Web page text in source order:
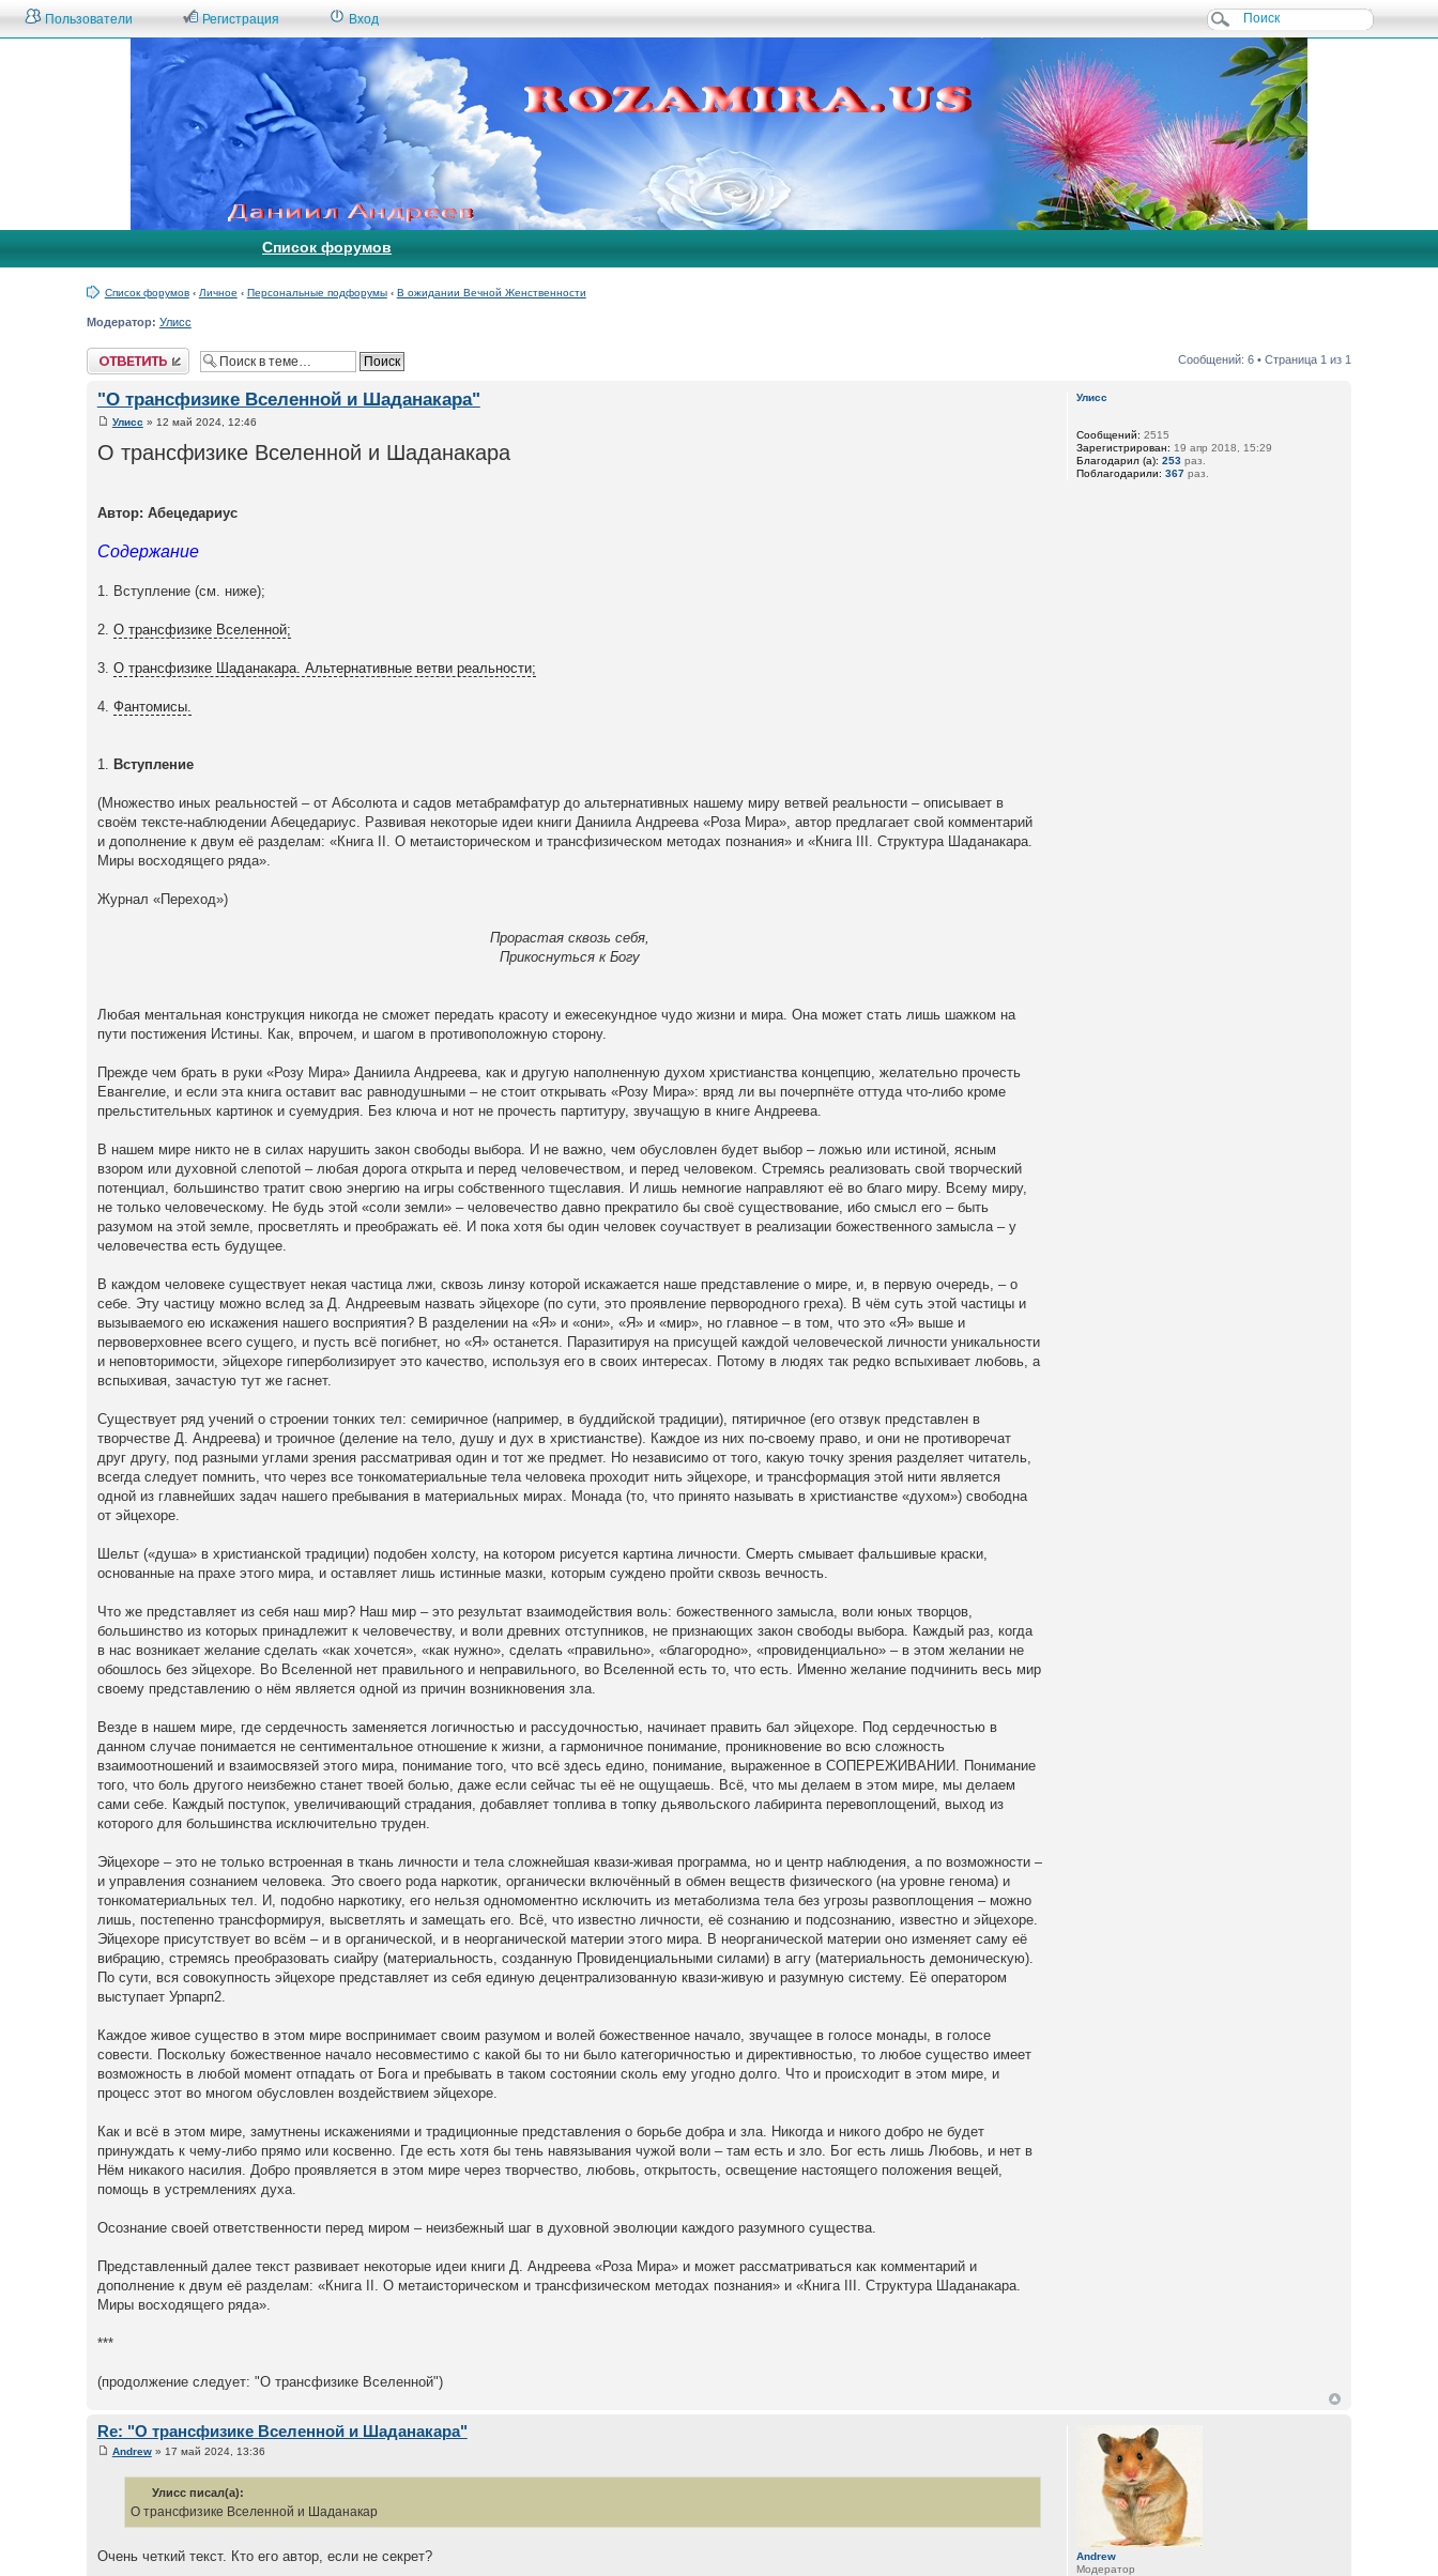
Пользователи Регистрация Вход
Список форумов
Список форумов ‹ Личное ‹ Персональные подфорумы ‹ В ожидании Вечной Женственности
Модератор: Улисс
Ответить Сообщений: 6 • Страница 1 из 1
"О трансфизике Вселенной и Шаданакара"
Улисс » 12 май 2024, 12:46
О трансфизике Вселенной и Шаданакара
Автор: Абецедариус
Содержание
1. Вступление (см. ниже);
2. О трансфизике Вселенной;
3. О трансфизике Шаданакара. Альтернативные ветви реальности;
4. Фантомисы.
1. Вступление
(Множество иных реальностей – от Абсолюта и садов метабрамфатур до альтернативных нашему миру ветвей реальности – описывает в
своём тексте-наблюдении Абецедариус. Развивая некоторые идеи книги Даниила Андреева «Роза Мира», автор предлагает свой комментарий
и дополнение к двум её разделам: «Книга II. О метаисторическом и трансфизическом методах познания» и «Книга III. Структура Шаданакара.
Миры восходящего ряда».
Журнал «Переход»)
Прорастая сквозь себя,
Прикоснуться к Богу
Любая ментальная конструкция никогда не сможет передать красоту и ежесекундное чудо жизни и мира. Она может стать лишь шажком на
пути постижения Истины. Как, впрочем, и шагом в противоположную сторону.
Прежде чем брать в руки «Розу Мира» Даниила Андреева, как и другую наполненную духом христианства концепцию, желательно прочесть
Евангелие, и если эта книга оставит вас равнодушными – не стоит открывать «Розу Мира»: вряд ли вы почерпнёте оттуда что-либо кроме
прельстительных картинок и суемудрия. Без ключа и нот не прочесть партитуру, звучащую в книге Андреева.
В нашем мире никто не в силах нарушить закон свободы выбора. И не важно, чем обусловлен будет выбор – ложью или истиной, ясным
взором или духовной слепотой – любая дорога открыта и перед человечеством, и перед человеком. Стремясь реализовать свой творческий
потенциал, большинство тратит свою энергию на игры собственного тщеславия. И лишь немногие направляют её во благо миру. Всему миру,
не только человеческому. Не будь этой «соли земли» – человечество давно прекратило бы своё существование, ибо смысл его – быть
разумом на этой земле, просветлять и преображать её. И пока хотя бы один человек соучаствует в реализации божественного замысла – у
человечества есть будущее.
В каждом человеке существует некая частица лжи, сквозь линзу которой искажается наше представление о мире, и, в первую очередь, – о
себе. Эту частицу можно вслед за Д. Андреевым назвать эйцехоре (по сути, это проявление первородного греха). В чём суть этой частицы и
вызываемого ею искажения нашего восприятия? В разделении на «Я» и «они», «Я» и «мир», но главное – в том, что это «Я» выше и
первоверховнее всего сущего, и пусть всё погибнет, но «Я» останется. Паразитируя на присущей каждой человеческой личности уникальности
и неповторимости, эйцехоре гиперболизирует это качество, используя его в своих интересах. Потому в людях так редко вспыхивает любовь, а
вспыхивая, зачастую тут же гаснет.
Существует ряд учений о строении тонких тел: семиричное (например, в буддийской традиции), пятиричное (его отзвук представлен в
творчестве Д. Андреева) и троичное (деление на тело, душу и дух в христианстве). Каждое из них по-своему право, и они не противоречат
друг другу, под разными углами зрения рассматривая один и тот же предмет. Но независимо от того, какую точку зрения разделяет читатель,
всегда следует помнить, что через все тонкоматериальные тела человека проходит нить эйцехоре, и трансформация этой нити является
одной из главнейших задач нашего пребывания в материальных мирах. Монада (то, что принято называть в христианстве «духом») свободна
от эйцехоре.
Шельт («душа» в христианской традиции) подобен холсту, на котором рисуется картина личности. Смерть смывает фальшивые краски,
основанные на прахе этого мира, и оставляет лишь истинные мазки, которым суждено пройти сквозь вечность.
Что же представляет из себя наш мир? Наш мир – это результат взаимодействия воль: божественного замысла, воли юных творцов,
большинство из которых принадлежит к человечеству, и воли древних отступников, не признающих закон свободы выбора. Каждый раз, когда
в нас возникает желание сделать «как хочется», «как нужно», сделать «правильно», «благородно», «провиденциально» – в этом желании не
обошлось без эйцехоре. Во Вселенной нет правильного и неправильного, во Вселенной есть то, что есть. Именно желание подчинить весь мир
своему представлению о нём является одной из причин возникновения зла.
Везде в нашем мире, где сердечность заменяется логичностью и рассудочностью, начинает править бал эйцехоре. Под сердечностью в
данном случае понимается не сентиментальное отношение к жизни, а гармоничное понимание, проникновение во всю сложность
взаимоотношений и взаимосвязей этого мира, понимание того, что всё здесь едино, понимание, выраженное в СОПЕРЕЖИВАНИИ. Понимание
того, что боль другого неизбежно станет твоей болью, даже если сейчас ты её не ощущаешь. Всё, что мы делаем в этом мире, мы делаем
сами себе. Каждый поступок, увеличивающий страдания, добавляет топлива в топку дьявольского лабиринта перевоплощений, выход из
которого для большинства исключительно труден.
Эйцехоре – это не только встроенная в ткань личности и тела сложнейшая квази-живая программа, но и центр наблюдения, а по возможности –
и управления сознанием человека. Это своего рода наркотик, органически включённый в обмен веществ физического (на уровне генома) и
тонкоматериальных тел. И, подобно наркотику, его нельзя одномоментно исключить из метаболизма тела без угрозы развоплощения – можно
лишь, постепенно трансформируя, высветлять и замещать его. Всё, что известно личности, её сознанию и подсознанию, известно и эйцехоре.
Эйцехоре присутствует во всём – и в органической, и в неорганической материи этого мира. В неорганической материи оно изменяет саму её
вибрацию, стремясь преобразовать сиайру (материальность, созданную Провиденциальными силами) в аггу (материальность демоническую).
По сути, вся совокупность эйцехоре представляет из себя единую децентрализованную квази-живую и разумную систему. Её оператором
выступает Урпарп2.
Каждое живое существо в этом мире воспринимает своим разумом и волей божественное начало, звучащее в голосе монады, в голосе
совести. Поскольку божественное начало несовместимо с какой бы то ни было категоричностью и директивностью, то любое существо имеет
возможность в любой момент отпадать от Бога и пребывать в таком состоянии сколь ему угодно долго. Что и происходит в этом мире, и
процесс этот во многом обусловлен воздействием эйцехоре.
Как и всё в этом мире, замутнены искажениями и традиционные представления о борьбе добра и зла. Никогда и никого добро не будет
принуждать к чему-либо прямо или косвенно. Где есть хотя бы тень навязывания чужой воли – там есть и зло. Бог есть лишь Любовь, и нет в
Нём никакого насилия. Добро проявляется в этом мире через творчество, любовь, открытость, освещение настоящего положения вещей,
помощь в устремлениях духа.
Осознание своей ответственности перед миром – неизбежный шаг в духовной эволюции каждого разумного существа.
Представленный далее текст развивает некоторые идеи книги Д. Андреева «Роза Мира» и может рассматриваться как комментарий и
дополнение к двум её разделам: «Книга II. О метаисторическом и трансфизическом методах познания» и «Книга III. Структура Шаданакара.
Миры восходящего ряда».
***
(продолжение следует: "О трансфизике Вселенной")
Улисс
Сообщений: 2515
Зарегистрирован: 19 апр 2018, 15:29
Благодарил (а): 253раз.
Поблагодарили: 367раз.
Re: "О трансфизике Вселенной и Шаданакара"
Andrew» 17 май 2024, 13:36
Улисс писал(а):
О трансфизике Вселенной и Шаданакар
Очень четкий текст. Кто его автор, если не секрет?
Andrew
Модератор